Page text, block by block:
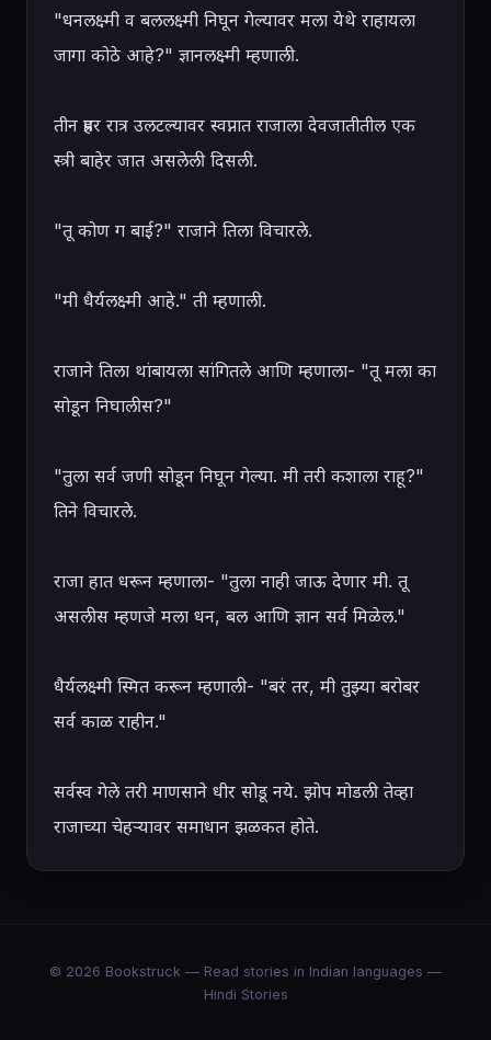
"धनलक्ष्मी व बललक्ष्मी निघून गेल्यावर मला येथे राहायला
जागा कोठे आहे?" ज्ञानलक्ष्मी म्हणाली.
तीन प्रहर रात्र उलटल्यावर स्वप्नात राजाला देवजातीतील एक
स्त्री बाहेर जात असलेली दिसली.
"तू कोण ग बाई?" राजाने तिला विचारले.
"मी धैर्यलक्ष्मी आहे." ती म्हणाली.
राजाने तिला थांबायला सांगितले आणि म्हणाला- "तू मला का
सोडून निघालीस?"
"तुला सर्व जणी सोडून निघून गेल्या. मी तरी कशाला राहू?"
तिने विचारले.
राजा हात धरून म्हणाला- "तुला नाही जाऊ देणार मी. तू
असलीस म्हणजे मला धन, बल आणि ज्ञान सर्व मिळेल."
धैर्यलक्ष्मी स्मित करून म्हणाली- "बरं तर, मी तुझ्या बरोबर
सर्व काळ राहीन."
सर्वस्व गेले तरी माणसाने धीर सोडू नये. झोप मोडली तेव्हा
राजाच्या चेहऱ्यावर समाधान झळकत होते.
© 2026 Bookstruck — Read stories in Indian languages —
Hindi Stories